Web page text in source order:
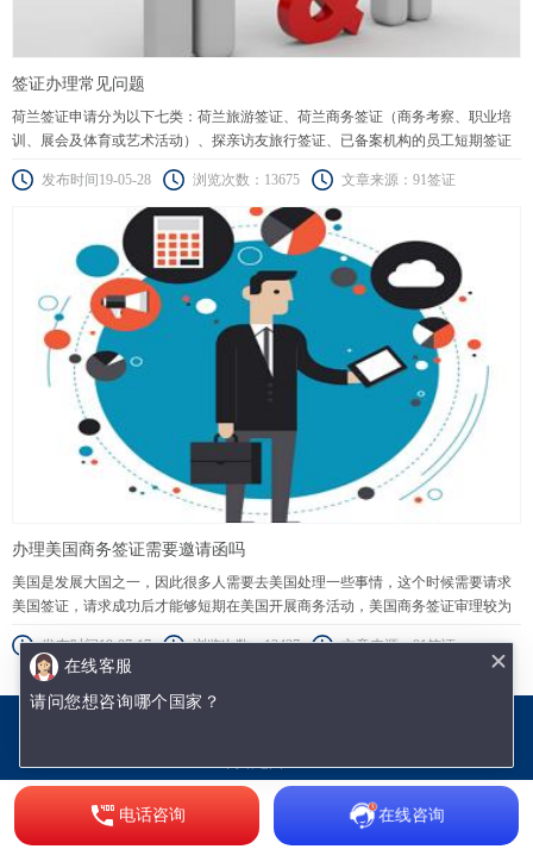
签证办理常见问题
荷兰签证申请分为以下七类：荷兰旅游签证、荷兰商务签证（商务考察、职业培
训、展会及体育或艺术活动）、探亲访友旅行签证、已备案机构的员工短期签证
发布时间19-05-28
浏览次数：13675 文章来源：91签证
办理美国商务签证需要邀请函吗
美国是发展大国之一，因此很多人需要去美国处理一些事情，这个时候需要请求
美国签证，请求成功后才能够短期在美国开展商务活动，美国商务签证审理较为
发布时间19-07-17
浏览次数：13427 文章来源：91签证
电话咨询 在线咨询
在线客服
请问您想咨询哪个国家？